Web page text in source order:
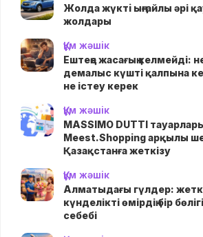
Жолда жүктi ыңғайлы әрі
жолдары
Құм жәшік
Ештеңе жасағың келмейді:
демалыс күшті қалпына
не істеу керек
Құм жәшік
MASSIMO DUTTI
Meest.Shopping арқылы
Қазақстанға жеткізу
Құм жәшік
Алматыдағы гүлдер:
күнделікті өмірдің бір
себебі